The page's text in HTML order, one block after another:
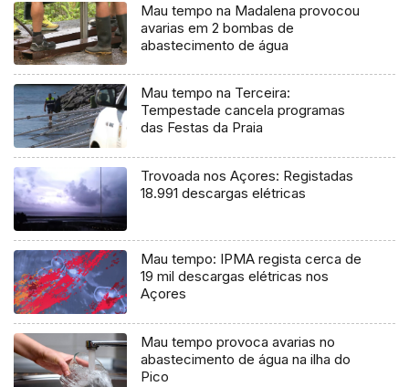
Mau tempo na Madalena provocou
avarias em 2 bombas de
abastecimento de água
Mau tempo na Terceira:
Tempestade cancela programas
das Festas da Praia
Trovoada nos Açores: Registadas
18.991 descargas elétricas
Mau tempo: IPMA regista cerca de
19 mil descargas elétricas nos
Açores
Mau tempo provoca avarias no
abastecimento de água na ilha do
Pico